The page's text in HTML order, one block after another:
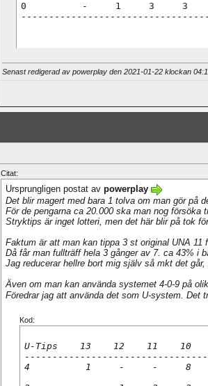
0          -     1     3
Senast redigerad av powerplay den 2021-01-22 klockan
Citat:
Ursprungligen postat av powerplay
Det blir magert med bara 1 tolva om man gör på
För de pengarna ca 20.000 ska man nog försöka
Stryktips är inget lotteri, men det här blir på tok
Faktum är att man kan tippa 3 st original UNA 11
Då får man fullträff hela 3 gånger av 7. ca 43% i
Jag reducerar hellre bort mig själv så mkt det
Även om man kan använda systemet 4-0-9 på
Föredrar jag att använda det som U-system. Det
Kod:
U-Tips    13    12
4          1     -     -     8